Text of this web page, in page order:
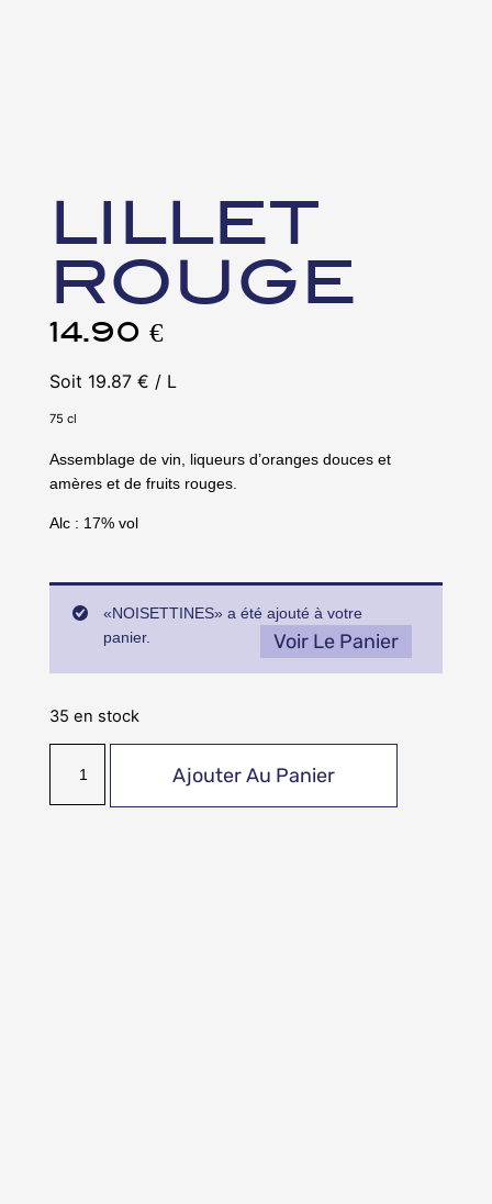
LILLET
ROUGE
14.90 €
Soit 19.87 € / L
75 cl
Assemblage de vin, liqueurs d’oranges douces et
amères et de fruits rouges.
Alc : 17% vol
«NOISETTINES» a été ajouté à votre
panier.
Voir Le Panier
35 en stock
Ajouter Au Panier